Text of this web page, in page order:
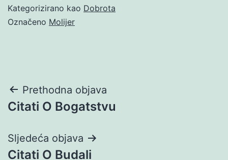
Kategorizirano kao Dobrota
Označeno Molijer
Navigacija
objava
Prethodna objava
Citati O Bogatstvu
Sljedeća objava
Citati O Budali